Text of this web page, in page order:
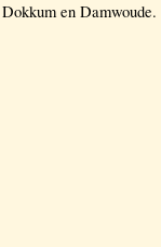
Dokkum en Damwoude.